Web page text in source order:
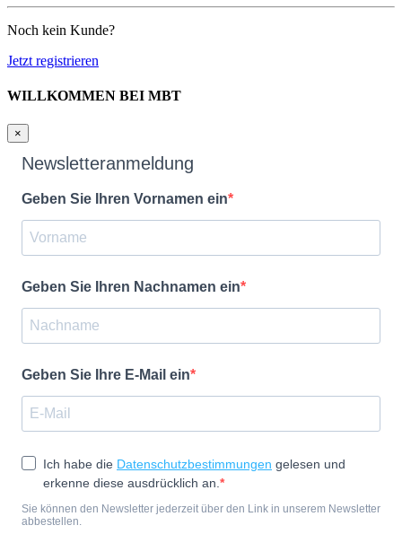
Noch kein Kunde?
Jetzt registrieren
WILLKOMMEN BEI MBT
×
Newsletteranmeldung
Geben Sie Ihren Vornamen ein
Geben Sie Ihren Nachnamen ein
Geben Sie Ihre E-Mail ein
Ich habe die Datenschutzbestimmungen gelesen und
erkenne diese ausdrücklich an.
Sie können den Newsletter jederzeit über den Link in unserem Newsletter
abbestellen.